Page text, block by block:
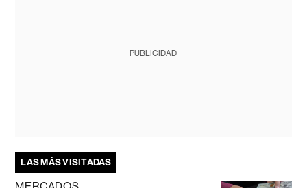
PUBLICIDAD
LAS MÁS VISITADAS